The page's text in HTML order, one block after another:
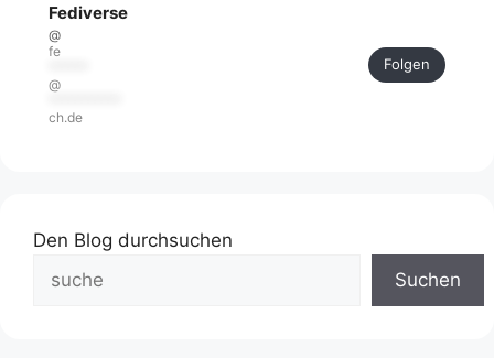
Fediverse
@
fe
@
ch.de
Folgen
Den Blog durchsuchen
Suchen